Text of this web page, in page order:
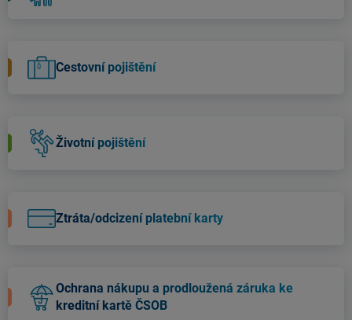
Cestovní pojištění
Životní pojištění
Ztráta/odcizení platební karty
Ochrana nákupu a prodloužená záruka ke
kreditní kartě ČSOB